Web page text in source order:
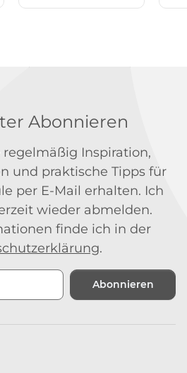
Abonnieren
Inspiration,
und praktische Tipps für
per E-Mail erhalten. Ich
wieder abmelden.
finde ich in der
.
Abonnieren